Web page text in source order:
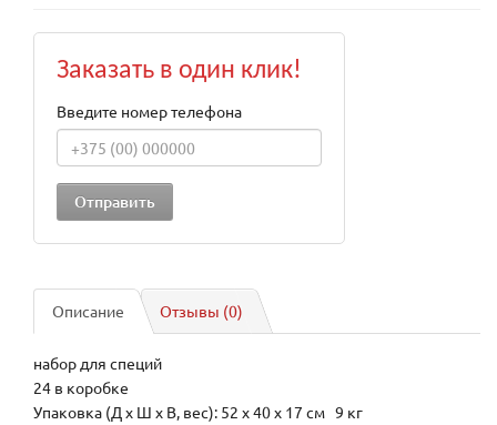
Заказать в один клик!
Введите номер телефона
Описание Отзывы (0)
набор для специй
24 в коробке
Упаковка (Д х Ш х В, вес): 52 x 40 x 17 см 9 кг